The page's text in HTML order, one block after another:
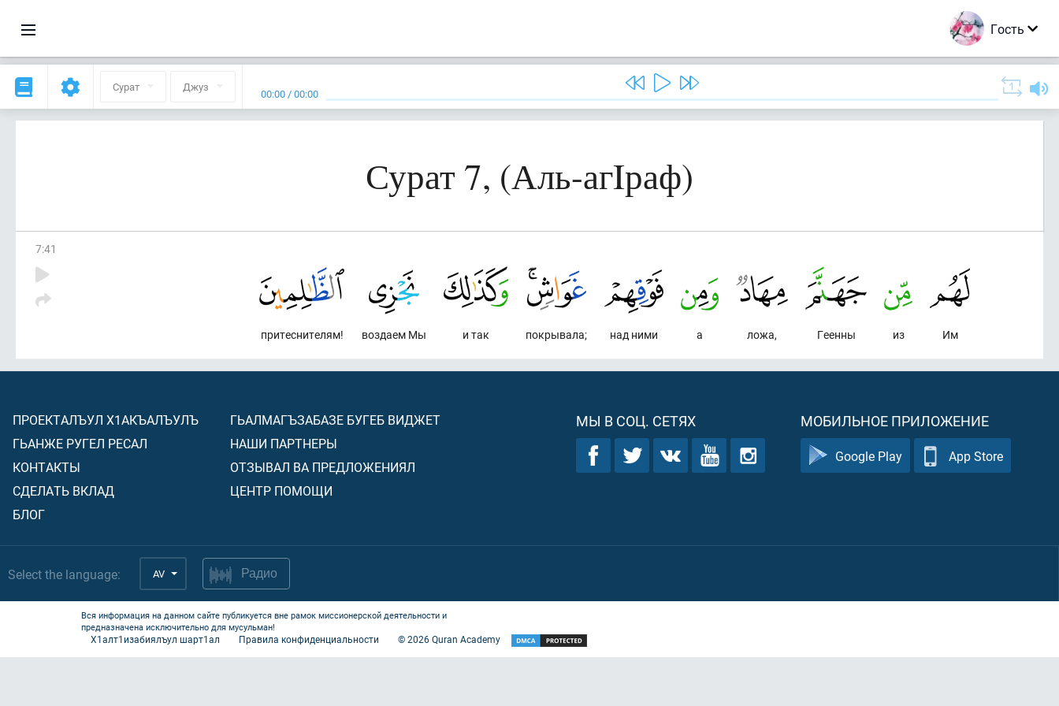
Гость
Сурат Джуз 00:00 /00:00
Сурат 7, (Аль-агIраф)
7:41
Им
из
Геенны
ложа,
а
над ними
покрывала;
и так
воздаем Мы
притеснителям!
ПРОЕКТАЛЪУЛ Х1АКЪАЛЪУЛЪ
ГЬАНЖЕ РУГЕЛ РЕСАЛ
КОНТАКТЫ
СДЕЛАТЬ ВКЛАД
БЛОГ
ГЬАЛМАГЪЗАБАЗЕ БУГЕБ ВИДЖЕТ
НАШИ ПАРТНЕРЫ
ОТЗЫВАЛ ВА ПРЕДЛОЖЕНИЯЛ
ЦЕНТР ПОМОЩИ
МЫ В СОЦ. СЕТЯХ МОБИЛЬНОЕ ПРИЛОЖЕНИЕ
Google Play App Store
Select the language: AV Радио
Вся информация на данном сайте публикуется вне рамок миссионерской деятельности и
предназначена исключительно для мусульман!
Х1алт1изабиялъул шарт1ал Правила конфиденциальности ©2026Quran Academy